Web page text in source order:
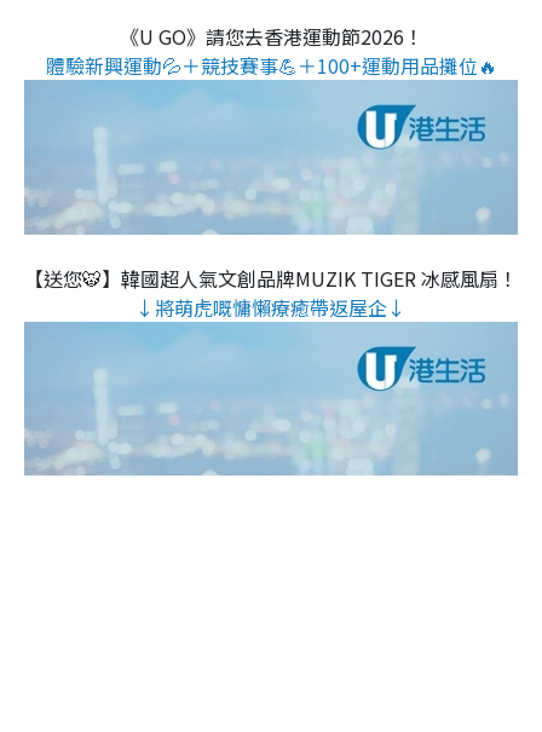
《U GO》請您去香港運動節2026！
體驗新興運動💦＋競技賽事💪＋100+運動用品攤位🔥
【送您🐯】韓國超人氣文創品牌MUZIK TIGER 冰感風扇！
↓將萌虎嘅慵懶療癒帶返屋企↓